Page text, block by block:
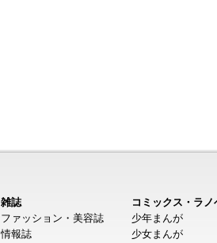
雑誌
ファッション・美容誌
情報誌
コミックス・ラノ
少年まんが
少女まんが